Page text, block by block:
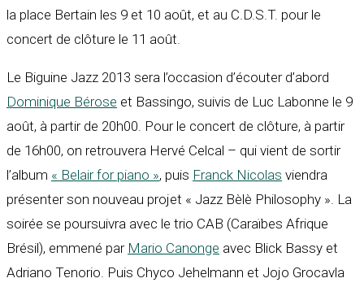
la place Bertain les 9 et 10 août, et au C.D.S.T. pour le
concert de clôture le 11 août.
Le Biguine Jazz 2013 sera l’occasion d’écouter d’abord
Dominique Bérose et Bassingo, suivis de Luc Labonne le 9
août, à partir de 20h00. Pour le concert de clôture, à partir
de 16h00, on retrouvera Hervé Celcal – qui vient de sortir
l’album « Belair for piano », puis Franck Nicolas viendra
présenter son nouveau projet « Jazz Bèlè Philosophy ». La
soirée se poursuivra avec le trio CAB (Caraïbes Afrique
Brésil), emmené par Mario Canonge avec Blick Bassy et
Adriano Tenorio. Puis Chyco Jehelmann et Jojo Grocavla